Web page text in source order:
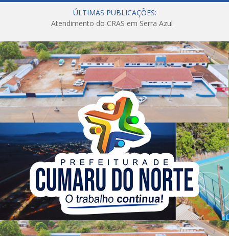
ÚLTIMAS PUBLICAÇÕES:
Atendimento do CRAS em Serra Azul